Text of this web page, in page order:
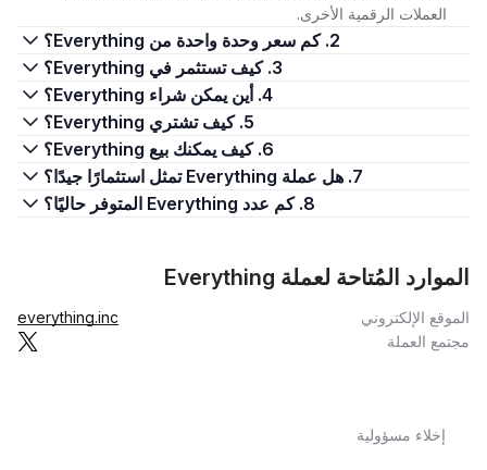
العملات الرقمية الأخرى.
2. كم سعر وحدة واحدة من Everything؟
3. كيف تستثمر في Everything؟
4. أين يمكن شراء Everything؟
5. كيف تشتري Everything؟
6. كيف يمكنك بيع Everything؟
7. هل عملة Everything تمثل استثمارًا جيدًا؟
8. كم عدد Everything المتوفر حاليًا؟
الموارد المُتاحة لعملة Everything
الموقع الإلكتروني
everything.inc
مجتمع العملة
إخلاء مسؤولية